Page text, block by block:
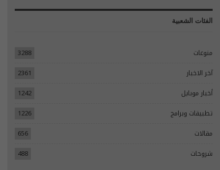
الفئات الشعبية
منوعات
3288
آخر الاخبار
2361
أخبار موبايل
1242
تطبيقات وبرامج
1226
مقالات
656
شروحات
488